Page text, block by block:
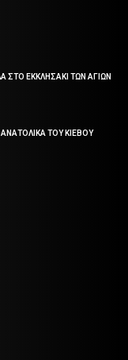
ΣΤΟ ΕΚΚΛΗΣΑΚΙ ΤΩΝ ΑΓΙΩΝ
ΤΟΥ ΚΙΕΒΟΥ